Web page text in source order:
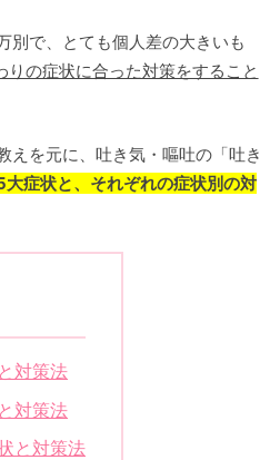
別で、とても個人差の大きいも
りの症状に合った対策をすること
えを元に、吐き気・嘔吐の「吐き
大症状と、それぞれの症状別の対
対策法
対策法
と対策法